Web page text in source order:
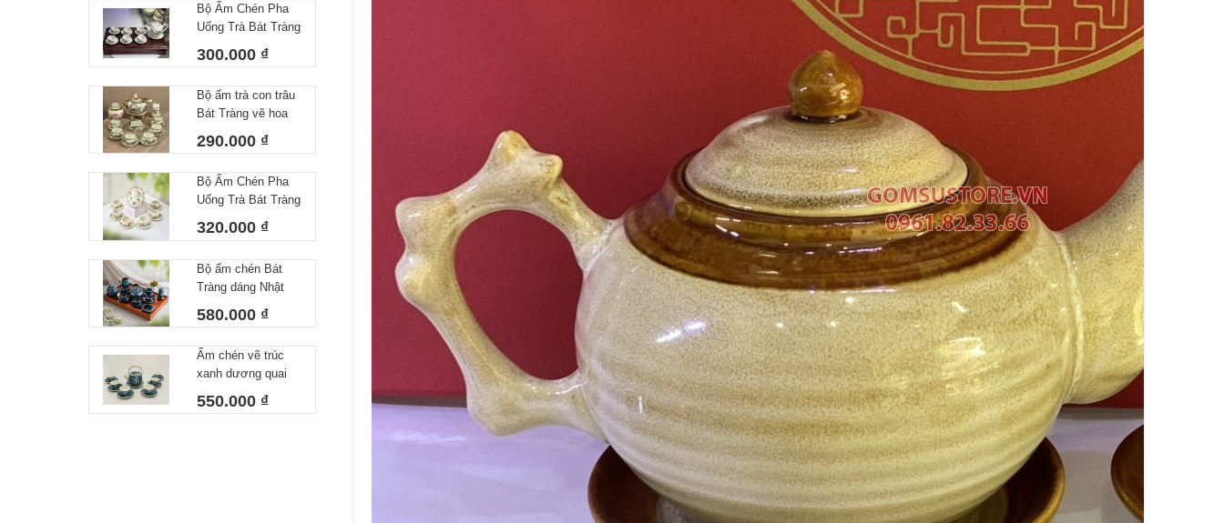
Khay Tròn
Bộ Ấm Chén Pha
Uống Trà Bát Tràng
Trúc Dáng Minh
Trắng
300.000 ₫
Bộ ấm trà con trâu
Bát Tràng vẽ hoa
350ml
290.000 ₫
Bộ Ấm Chén Pha
Uống Trà Bát Tràng
Họa Tiết Vẽ Tay
Chuồn Chuồn Men
Giỏ Cua Quai
Nhôm 340ml
320.000 ₫
Bộ ấm chén Bát
Tràng dáng Nhật
580.000 ₫
Ấm chén vẽ trúc
xanh dương quai
550.000 ₫